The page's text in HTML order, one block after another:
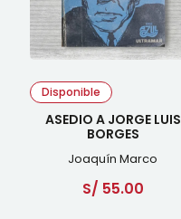
Disponible
ASEDIO A JORGE LUIS
BORGES
Joaquín Marco
S/ 55.00